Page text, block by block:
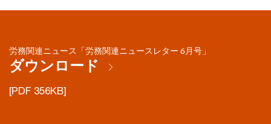
労務関連ニュース「労務関連ニュースレター 6月号」
ダウンロード
[PDF 356KB]